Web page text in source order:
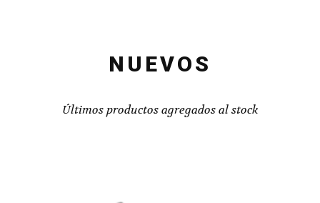
NUEVOS
Últimos productos agregados al stock